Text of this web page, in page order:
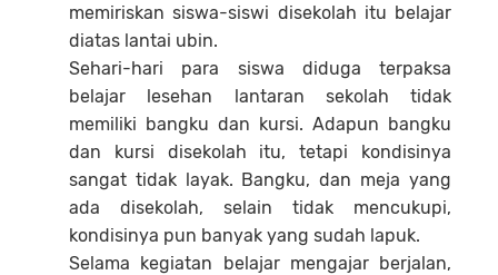
memiriskan siswa-siswi disekolah itu belajar
diatas lantai ubin.
Sehari-hari para siswa diduga terpaksa
belajar lesehan lantaran sekolah tidak
memiliki bangku dan kursi. Adapun bangku
dan kursi disekolah itu, tetapi kondisinya
sangat tidak layak. Bangku, dan meja yang
ada disekolah, selain tidak mencukupi,
kondisinya pun banyak yang sudah lapuk.
Selama kegiatan belajar mengajar berjalan,